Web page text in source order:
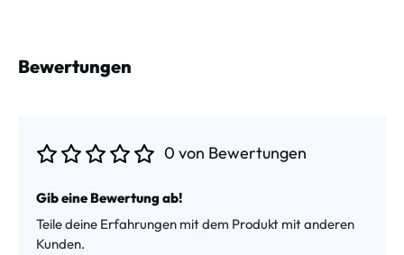
Bewertungen
0 von Bewertungen
Gib eine Bewertung ab!
Teile deine Erfahrungen mit dem Produkt mit anderen
Kunden.